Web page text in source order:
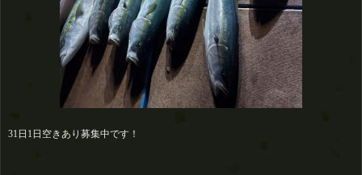
31日1日空きあり募集中です！